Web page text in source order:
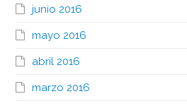
junio 2016
mayo 2016
abril 2016
marzo 2016